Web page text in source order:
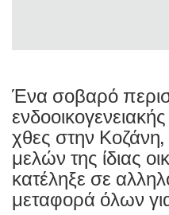
Ένα σοβαρό
χθες στην
μελών της ίδιας
κατέληξε σε
μεταφορά όλων